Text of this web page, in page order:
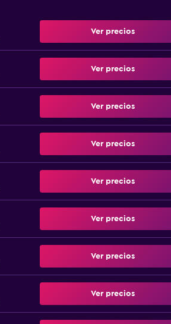
Ver precios
Ver precios
Ver precios
Ver precios
Ver precios
Ver precios
Ver precios
Ver precios